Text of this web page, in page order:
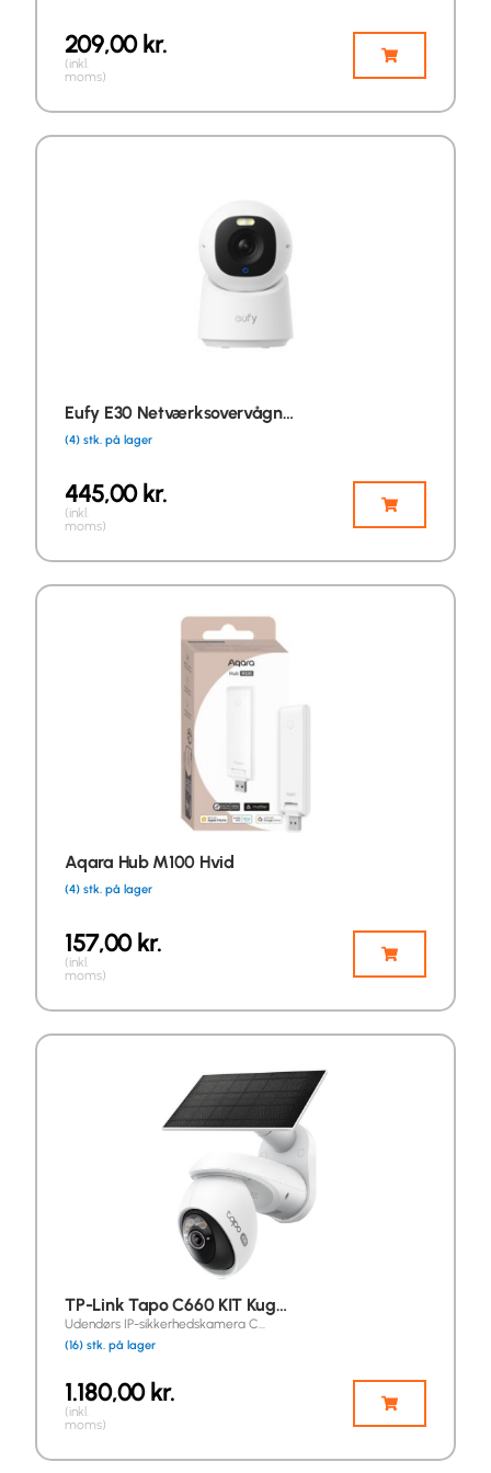
209,00kr.
(inkl.
moms)
Eufy E30 Netværksovervågn…
(4) stk. på lager
445,00kr.
(inkl.
moms)
Aqara Hub M100 Hvid
(4) stk. på lager
157,00kr.
(inkl.
moms)
TP-Link Tapo C660 KIT Kug…
Udendørs IP-sikkerhedskamera C…
(16) stk. på lager
1.180,00kr.
(inkl.
moms)